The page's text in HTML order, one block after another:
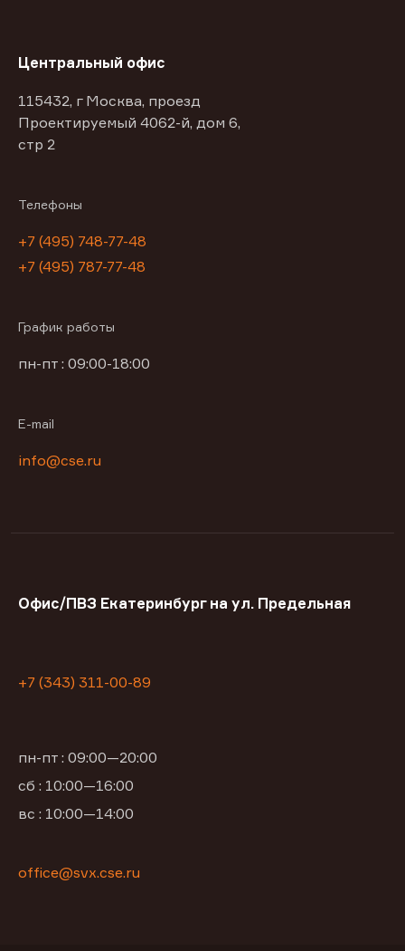
Центральный офис
115432, г Москва, проезд
Проектируемый 4062-й, дом 6,
стр 2
Телефоны
+7 (495) 748-77-48
+7 (495) 787-77-48
График работы
пн-пт : 09:00-18:00
E-mail
info@cse.ru
Офис/ПВЗ Екатеринбург на ул. Предельная
+7 (343) 311-00-89
пн-пт : 09:00—20:00
сб : 10:00—16:00
вс : 10:00—14:00
office@svx.cse.ru